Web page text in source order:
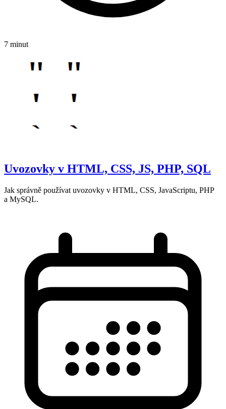
7 minut
Uvozovky v HTML, CSS, JS, PHP, SQL
Jak správně používat uvozovky v HTML, CSS, JavaScriptu, PHP
a MySQL.